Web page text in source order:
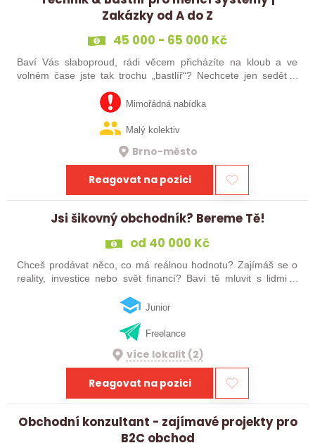
Zakázky od A do Z
45 000 - 65 000 Kč
Baví Vás slaboproud, rádi věcem přicházíte na kloub a ve
volném čase jste tak trochu „bastlíř“? Nechcete jen sedět u
Jsme stabilní rodinná…
Mimořádná nabídka
Malý kolektiv
Brno-město
Reagovat na pozici
Jsi šikovný obchodník? Bereme Tě!
od 40 000 Kč
Chceš prodávat něco, co má reálnou hodnotu? Zajímáš se o
reality, investice nebo svět financí? Baví tě mluvit s lidmi a
Junior
Freelance
více lokalit (2)
Reagovat na pozici
Obchodní konzultant - zajímavé projekty pro
B2C obchod